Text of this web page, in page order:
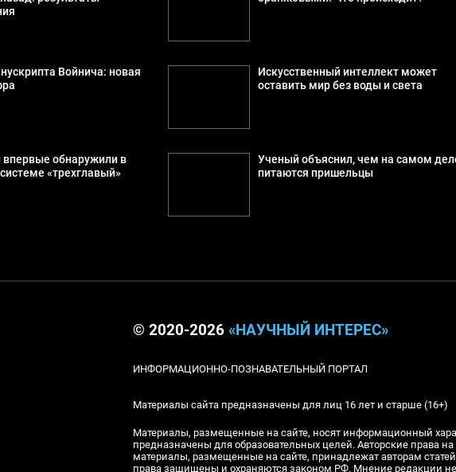
Войнича: новая
обнаружили в
«трехглавый»
Искусственный интеллект может
оставить мир без воды и света
Ученый объяснил, чем на самом
питаются пришельцы
© 2020-2026 «НАУЧНЫЙ ИНТЕРЕС»
ИНФОРМАЦИОННО-ПОЗНАВАТЕЛЬНЫЙ ПОРТАЛ
Материалы сайта предназначены для лиц 16 лет и старше (16+)
Материалы, размещенные на сайте, носят информационный
предназначены для образовательных целей. Авторские права на
материалы, размещенные на сайте, принадлежат авторам
права защищены и охраняются законом РФ. Мнение редакции не